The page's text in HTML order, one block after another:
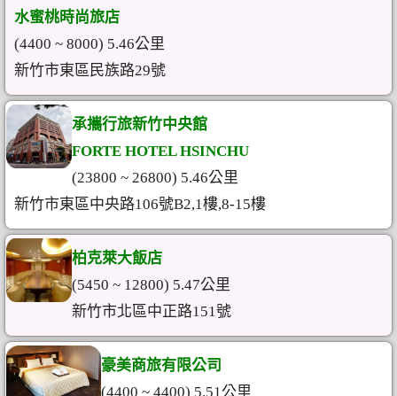
水蜜桃時尚旅店
(4400 ~ 8000) 5.46公里
新竹市東區民族路29號
承攜行旅新竹中央館
FORTE HOTEL HSINCHU
(23800 ~ 26800) 5.46公里
新竹市東區中央路106號B2,1樓,8-15樓
柏克萊大飯店
(5450 ~ 12800) 5.47公里
新竹市北區中正路151號
豪美商旅有限公司
(4400 ~ 4400) 5.51公里